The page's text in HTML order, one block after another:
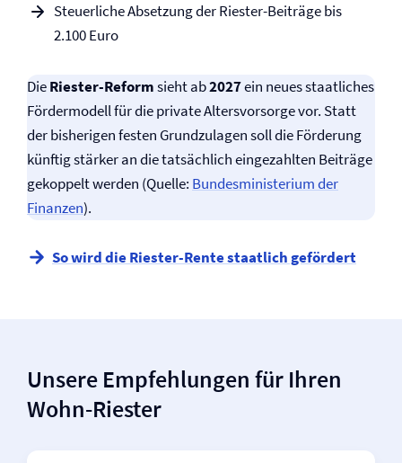
Steuerliche Absetzung der Riester-Beiträge bis
2.100 Euro
DieRiester-Reformsieht ab2027ein neues staatliches
Fördermodell für die private Altersvorsorge vor. Statt
der bisherigen festen Grundzulagen soll die Förderung
künftig stärker an die tatsächlich eingezahlten Beiträge
gekoppelt werden (Quelle: Bundesministerium der
Finanzen).
So wird die Riester-Rente staatlich gefördert
Unsere Empfehlungen für Ihren
Wohn-Riester